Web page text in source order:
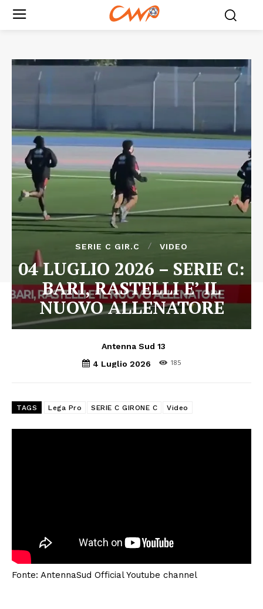
SERIE C GIR.C VIDEO
04 LUGLIO 2026 – SERIE C:
BARI, RASTELLI E’ IL
NUOVO ALLENATORE
Antenna Sud 13
4 Luglio 2026
185
TAGS Lega Pro SERIE C GIRONE C Video
Fonte: AntennaSud Official Youtube channel